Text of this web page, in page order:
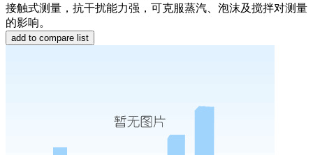
接触式测量，抗干扰能力强，可克服蒸汽、泡沫及搅拌对测量
的影响。